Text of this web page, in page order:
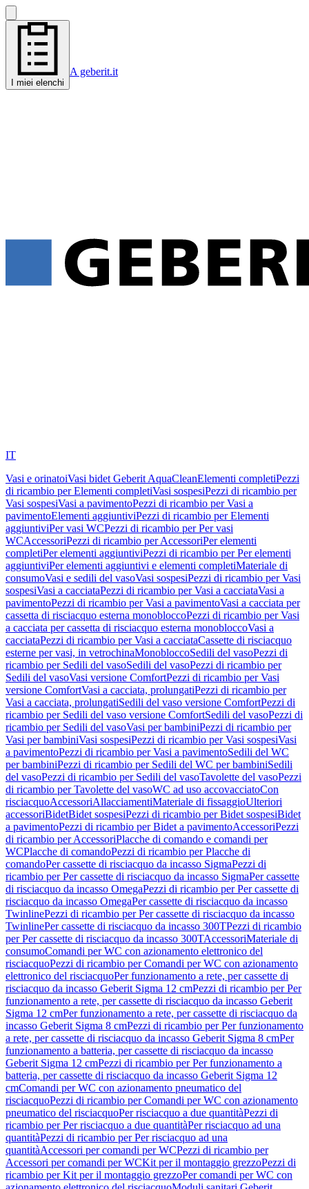
I miei elenchi
A geberit.it
IT
Vasi e orinatoiVasi bidet Geberit AquaCleanElementi completiPezzi
di ricambio per Elementi completiVasi sospesiPezzi di ricambio per
Vasi sospesiVasi a pavimentoPezzi di ricambio per Vasi a
pavimentoElementi aggiuntiviPezzi di ricambio per Elementi
aggiuntiviPer vasi WCPezzi di ricambio per Per vasi
WCAccessoriPezzi di ricambio per AccessoriPer elementi
completiPer elementi aggiuntiviPezzi di ricambio per Per elementi
aggiuntiviPer elementi aggiuntivi e elementi completiMateriale di
consumoVasi e sedili del vasoVasi sospesiPezzi di ricambio per Vasi
sospesiVasi a cacciataPezzi di ricambio per Vasi a cacciataVasi a
pavimentoPezzi di ricambio per Vasi a pavimentoVasi a cacciata per
cassetta di risciacquo esterna monobloccoPezzi di ricambio per Vasi
a cacciata per cassetta di risciacquo esterna monobloccoVasi a
cacciataPezzi di ricambio per Vasi a cacciataCassette di risciacquo
esterne per vasi, in vetrochinaMonobloccoSedili del vasoPezzi di
ricambio per Sedili del vasoSedili del vasoPezzi di ricambio per
Sedili del vasoVasi versione ComfortPezzi di ricambio per Vasi
versione ComfortVasi a cacciata, prolungatiPezzi di ricambio per
Vasi a cacciata, prolungatiSedili del vaso versione ComfortPezzi di
ricambio per Sedili del vaso versione ComfortSedili del vasoPezzi di
ricambio per Sedili del vasoVasi per bambiniPezzi di ricambio per
Vasi per bambiniVasi sospesiPezzi di ricambio per Vasi sospesiVasi
a pavimentoPezzi di ricambio per Vasi a pavimentoSedili del WC
per bambiniPezzi di ricambio per Sedili del WC per bambiniSedili
del vasoPezzi di ricambio per Sedili del vasoTavolette del vasoPezzi
di ricambio per Tavolette del vasoWC ad uso accovacciatoCon
risciacquoAccessoriAllacciamentiMateriale di fissaggioUlteriori
accessoriBidetBidet sospesiPezzi di ricambio per Bidet sospesiBidet
a pavimentoPezzi di ricambio per Bidet a pavimentoAccessoriPezzi
di ricambio per AccessoriPlacche di comando e comandi per
WCPlacche di comandoPezzi di ricambio per Placche di
comandoPer cassette di risciacquo da incasso SigmaPezzi di
ricambio per Per cassette di risciacquo da incasso SigmaPer cassette
di risciacquo da incasso OmegaPezzi di ricambio per Per cassette di
risciacquo da incasso OmegaPer cassette di risciacquo da incasso
TwinlinePezzi di ricambio per Per cassette di risciacquo da incasso
TwinlinePer cassette di risciacquo da incasso 300TPezzi di ricambio
per Per cassette di risciacquo da incasso 300TAccessoriMateriale di
consumoComandi per WC con azionamento elettronico del
risciacquoPezzi di ricambio per Comandi per WC con azionamento
elettronico del risciacquoPer funzionamento a rete, per cassette di
risciacquo da incasso Geberit Sigma 12 cmPezzi di ricambio per Per
funzionamento a rete, per cassette di risciacquo da incasso Geberit
Sigma 12 cmPer funzionamento a rete, per cassette di risciacquo da
incasso Geberit Sigma 8 cmPezzi di ricambio per Per funzionamento
a rete, per cassette di risciacquo da incasso Geberit Sigma 8 cmPer
funzionamento a batteria, per cassette di risciacquo da incasso
Geberit Sigma 12 cmPezzi di ricambio per Per funzionamento a
batteria, per cassette di risciacquo da incasso Geberit Sigma 12
cmComandi per WC con azionamento pneumatico del
risciacquoPezzi di ricambio per Comandi per WC con azionamento
pneumatico del risciacquoPer risciacquo a due quantitàPezzi di
ricambio per Per risciacquo a due quantitàPer risciacquo ad una
quantitàPezzi di ricambio per Per risciacquo ad una
quantitàAccessori per comandi per WCPezzi di ricambio per
Accessori per comandi per WCKit per il montaggio grezzoPezzi di
ricambio per Kit per il montaggio grezzoPer comandi per WC con